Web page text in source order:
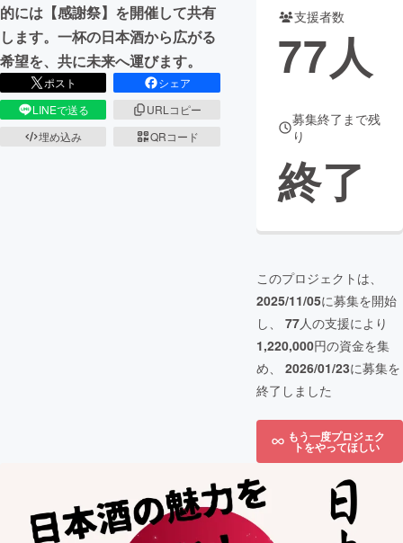
的には【感謝祭】を開催して共有
します。一杯の日本酒から広がる
希望を、共に未来へ運びます。
ポスト
シェア
LINEで送る
URLコピー
埋め込み
QRコード
支援者数
77人
募集終了まで残
り
終了
このプロジェクトは、
2025/11/05に募集を開始
し、 77人の支援により
1,220,000円の資金を集
め、 2026/01/23に募集を
終了しました
もう一度プロジェク
トをやってほしい